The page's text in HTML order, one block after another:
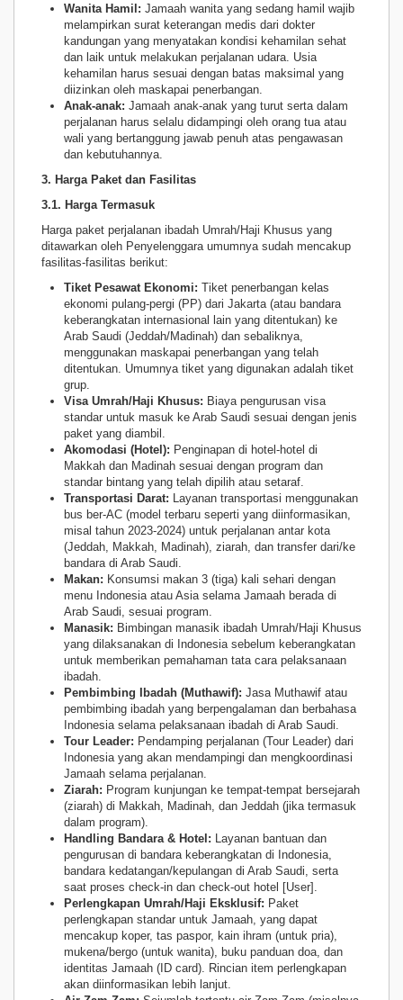
Wanita Hamil: Jamaah wanita yang sedang hamil wajib
melampirkan surat keterangan medis dari dokter
kandungan yang menyatakan kondisi kehamilan sehat
dan laik untuk melakukan perjalanan udara. Usia
kehamilan harus sesuai dengan batas maksimal yang
diizinkan oleh maskapai penerbangan.
Anak-anak: Jamaah anak-anak yang turut serta dalam
perjalanan harus selalu didampingi oleh orang tua atau
wali yang bertanggung jawab penuh atas pengawasan
dan kebutuhannya.
3. Harga Paket dan Fasilitas
3.1. Harga Termasuk
Harga paket perjalanan ibadah Umrah/Haji Khusus yang
ditawarkan oleh Penyelenggara umumnya sudah mencakup
fasilitas-fasilitas berikut:
Tiket Pesawat Ekonomi: Tiket penerbangan kelas
ekonomi pulang-pergi (PP) dari Jakarta (atau bandara
keberangkatan internasional lain yang ditentukan) ke
Arab Saudi (Jeddah/Madinah) dan sebaliknya,
menggunakan maskapai penerbangan yang telah
ditentukan. Umumnya tiket yang digunakan adalah tiket
grup.
Visa Umrah/Haji Khusus: Biaya pengurusan visa
standar untuk masuk ke Arab Saudi sesuai dengan jenis
paket yang diambil.
Akomodasi (Hotel): Penginapan di hotel-hotel di
Makkah dan Madinah sesuai dengan program dan
standar bintang yang telah dipilih atau setaraf.
Transportasi Darat: Layanan transportasi menggunakan
bus ber-AC (model terbaru seperti yang diinformasikan,
misal tahun 2023-2024) untuk perjalanan antar kota
(Jeddah, Makkah, Madinah), ziarah, dan transfer dari/ke
bandara di Arab Saudi.
Makan: Konsumsi makan 3 (tiga) kali sehari dengan
menu Indonesia atau Asia selama Jamaah berada di
Arab Saudi, sesuai program.
Manasik: Bimbingan manasik ibadah Umrah/Haji Khusus
yang dilaksanakan di Indonesia sebelum keberangkatan
untuk memberikan pemahaman tata cara pelaksanaan
ibadah.
Pembimbing Ibadah (Muthawif): Jasa Muthawif atau
pembimbing ibadah yang berpengalaman dan berbahasa
Indonesia selama pelaksanaan ibadah di Arab Saudi.
Tour Leader: Pendamping perjalanan (Tour Leader) dari
Indonesia yang akan mendampingi dan mengkoordinasi
Jamaah selama perjalanan.
Ziarah: Program kunjungan ke tempat-tempat bersejarah
(ziarah) di Makkah, Madinah, dan Jeddah (jika termasuk
dalam program).
Handling Bandara & Hotel: Layanan bantuan dan
pengurusan di bandara keberangkatan di Indonesia,
bandara kedatangan/kepulangan di Arab Saudi, serta
saat proses check-in dan check-out hotel [User].
Perlengkapan Umrah/Haji Eksklusif: Paket
perlengkapan standar untuk Jamaah, yang dapat
mencakup koper, tas paspor, kain ihram (untuk pria),
mukena/bergo (untuk wanita), buku panduan doa, dan
identitas Jamaah (ID card). Rincian item perlengkapan
akan diinformasikan lebih lanjut.